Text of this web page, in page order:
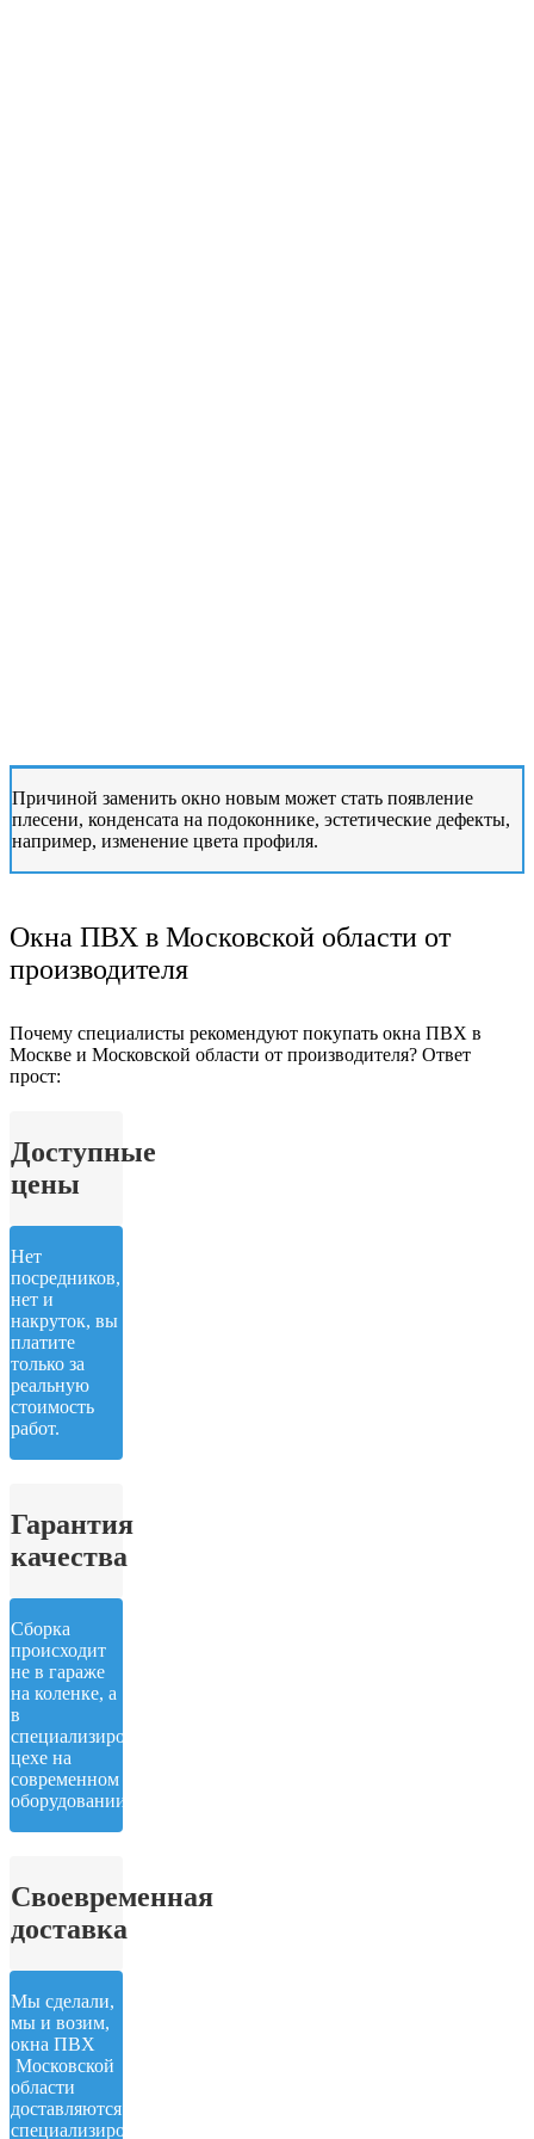
Причиной заменить окно новым может стать появление
плесени, конденсата на подоконнике, эстетические дефекты,
например, изменение цвета профиля.
Окна ПВХ в Московской области от
производителя
Почему специалисты рекомендуют покупать окна ПВХ в
Москве и Московской области от производителя? Ответ
прост:
Доступные
цены
Нет
посредников,
нет и
накруток, вы
платите
только за
реальную
стоимость
работ.
Гарантия
качества
Сборка
происходит
не в гараже
на коленке, а
в
специализированном
цехе на
современном
оборудовании.
Своевременная
доставка
Мы сделали,
мы и возим,
окна ПВХ
Московской
области
доставляются
специализированным